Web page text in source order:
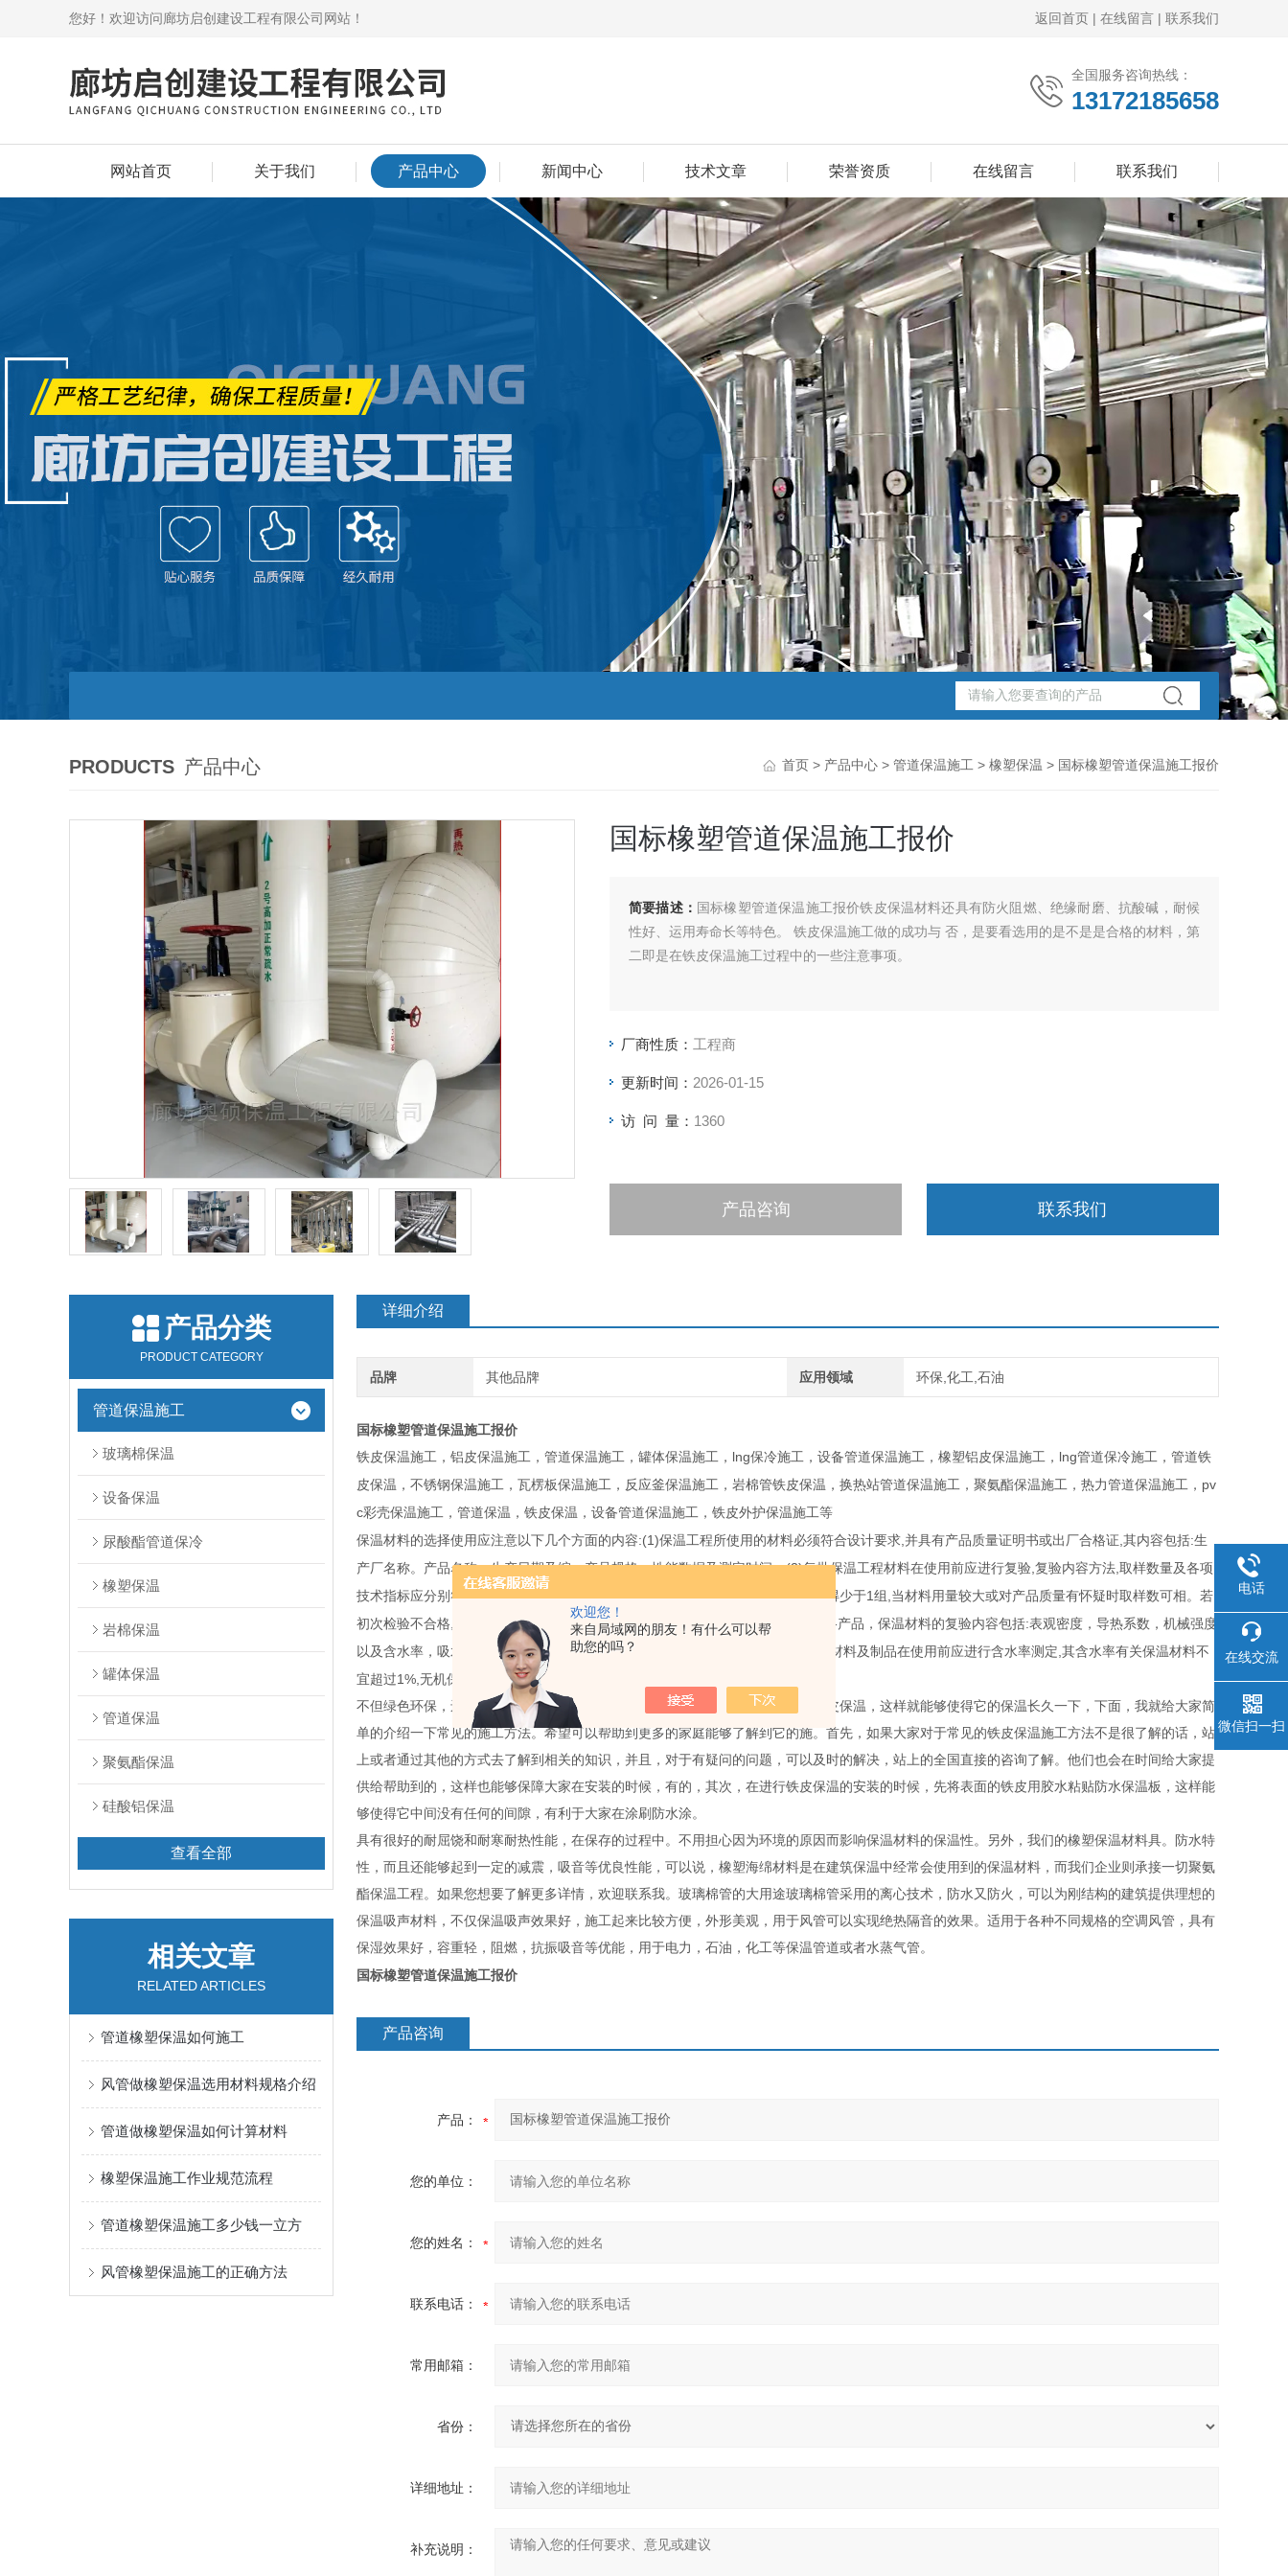
欢迎您！
来自局域网的朋友！有什么可以帮
助您的吗？
您好！欢迎访问廊坊启创建设工程有限公司网站！ 返回首页 | 在线留言 | 联系我们
全国服务咨询热线：
13172185658
网站首页 关于我们 产品中心 新闻中心 技术文章 荣誉资质 在线留言 联系我们
PRODUCTS 产品中心 首页 > 产品中心 > 管道保温施工 > 橡塑保温 > 国标橡塑管道保温施工报价
国标橡塑管道保温施工报价
简要描述： 国标橡塑管道保温施工报价铁皮保温材料还具有防火阻燃、绝缘耐磨、抗酸碱，耐候
性好、运用寿命长等特色。 铁皮保温施工做的成功与 否，是要看选用的是不是是合格的材料，第
二即是在铁皮保温施工过程中的一些注意事项。
厂商性质： 工程商
更新时间： 2026-01-15
访 问 量： 1360
产品咨询 联系我们
详细介绍
品牌 其他品牌 应用领域 环保,化工,石油
国标橡塑管道保温施工报价
铁皮保温施工，铝皮保温施工，管道保温施工，罐体保温施工， lng保冷施工，设备管道保温施工，橡塑铝皮保温施工， lng管道保冷施工，管道铁
皮保温，不锈钢保温施工，瓦楞板保温施工，反应釜保温施工，岩棉管铁皮保温，换热站管道保温施工，聚氨酯保温施工，热力管道保温施工， pv
c彩壳保温施工，管道保温，铁皮保温，设备管道保温施工，铁皮外护保温施工等
保温材料的选择使用应注意以下几个方面的内容:(1)保温工程所使用的材料必须符合设计要求 并具有产品质量证明书或出厂合格证 其内容包括:生
产厂名称。产品名称，生产日期及编，产品规格，性能数据及测定时间，(2)每批保温工程材料在使用前应进行复验 复验内容方法 取样数量及各项
技术指标应分别符合现行或有关行业标准。复验时每批保温工程材料的取样数不得少于1 组 当材料用量较大或对产品质量有怀疑时取样数可相。若
初次检验不合格
应加倍取样,重新检验, 若仍有一组试样不合格则该批产品为不合格产品，保温材料的复验内容包括:表观密度，导热系数，机械强度
以及含水率，吸水率，使用温度，阻燃性等技术指标，
长期存放或受潮的保温材料及制品在使用前应进行含水率测定 其含水率有关保温材料不
宜超过1%, 无机保温材。
不但绿色环保，还能够节省许多的天然能源，现在使用太阳能的家庭都使用起铁皮保温，这样就能够使得它的保温长久一下，下面，我就给大家简
单的介绍一下常见的施工方法。希望可以帮助到更多的家庭能够了解到它的施。首先，如果大家对于常见的铁皮保温施工方法不是很了解的话，站
上或者通过其他的方式去了解到相关的知识，并且，对于有疑问的问题，可以及时的解决，站上的全国直接的咨询了解。他们也会在时间给大家提
供给帮助到的，这样也能够保障大家在安装的时候，有的，其次，在进行铁皮保温的安装的时候，先将表面的铁皮用胶水粘贴防水保温板，这样能
够使得它中间没有任何的间隙，有利于大家在涂刷防水涂。
具有很好的耐屈饶和耐寒耐热性能，在保存的过程中。不用担心因为环境的原因而影响保温材料的保温性。另外，我们的橡塑保温材料具。防水特
性，而且还能够起到一定的减震，吸音等优良性能，可以说，橡塑海绵材料是在建筑保温中经常会使用到的保温材料，而我们企业则承接一切聚氨
酯保温工程。如果您想要了解更多详情，欢迎联系我。玻璃棉管的大用途玻璃棉管采用的离心技术，防水又防火，可以为刚结构的建筑提供理想的
保温吸声材料，不仅保温吸声效果好，施工起来比较方便，外形美观，用于风管可以实现绝热隔音的效果。适用于各种不同规格的空调风管，具有
保湿效果好，容重轻，阻燃，抗振吸音等优能，用于电力，石油，化工等保温管道或者水蒸气管。
国标橡塑管道保温施工报价
产品咨询
产品：
您的单位：
您的姓名：
联系电话：
常用邮箱：
省份：
详细地址：
补充说明：
产品分类
PRODUCT CATEGORY
管道保温施工
玻璃棉保温
设备保温
尿酸酯管道保冷
橡塑保温
岩棉保温
罐体保温
管道保温
聚氨酯保温
硅酸铝保温
查看全部
相关文章
RELATED ARTICLES
管道橡塑保温如何施工
风管做橡塑保温选用材料规格介绍
管道做橡塑保温如何计算材料
橡塑保温施工作业规范流程
管道橡塑保温施工多少钱一立方
风管橡塑保温施工的正确方法
电话
在线交流
微信扫一扫